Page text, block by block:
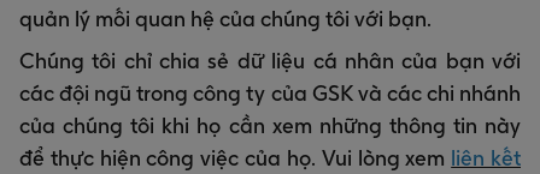
quản lý mối quan hệ của chúng tôi với bạn.
Chúng tôi chỉ chia sẻ dữ liệu cá nhân của bạn với
các đội ngũ trong công ty của GSK và các chi nhánh
của chúng tôi khi họ cần xem những thông tin này
để thực hiện công việc của họ. Vui lòng xem liên kết